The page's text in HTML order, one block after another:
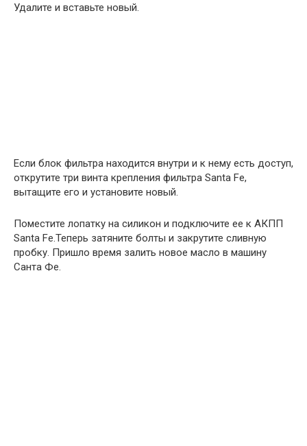
Удалите и вставьте новый.
Если блок фильтра находится внутри и к нему есть доступ,
открутите три винта крепления фильтра Santa Fe,
вытащите его и установите новый.
Поместите лопатку на силикон и подключите ее к АКПП
Santa Fe.Теперь затяните болты и закрутите сливную
пробку. Пришло время залить новое масло в машину
Санта Фе.